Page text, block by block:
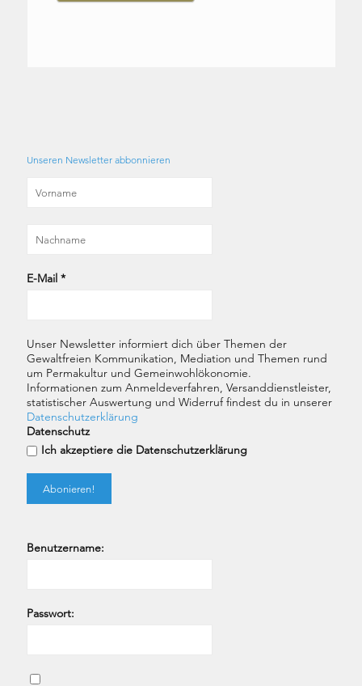
Unseren Newsletter abbonnieren
E-Mail *
Unser Newsletter informiert dich über Themen der
Gewaltfreien Kommunikation, Mediation und Themen rund
um Permakultur und Gemeinwohlökonomie.
Informationen zum Anmeldeverfahren, Versanddienstleister,
statistischer Auswertung und Widerruf findest du in unserer
Datenschutzerklärung
Datenschutz
Ich akzeptiere die Datenschutzerklärung
Benutzername:
Passwort: